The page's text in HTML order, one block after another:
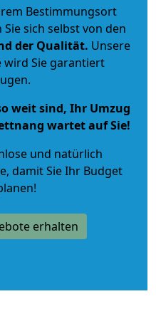
Bestimmungsort
sich selbst von den
der Qualität. Unsere
wird Sie garantiert
weit sind, Ihr Umzug
wartet auf Sie!
und natürlich
, damit Sie Ihr Budget
erhalten